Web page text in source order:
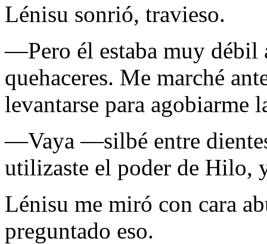
Lénisu sonrió, travieso.
—Pero él estaba muy débil
quehaceres. Me marché
levantarse para agobiarme
—Vaya —silbé entre
utilizaste el poder de Hilo,
Lénisu me miró con cara
preguntado eso.